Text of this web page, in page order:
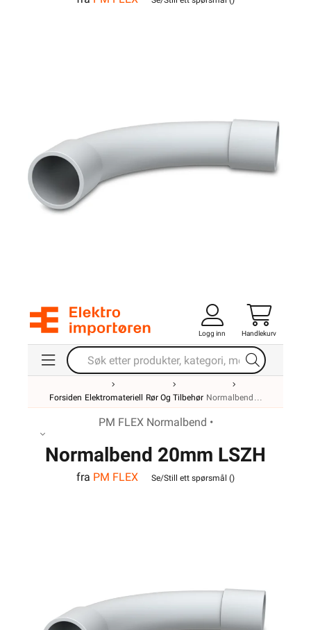
Hvit
Logg inn Handlekurv
Forsiden Elektromateriell Rør Og Tilbehør Normalbend
PM FLEX Normalbend •
Normalbend 20mm LSZH
Hvit
fra PM FLEX Se/Still ett spørsmål ()